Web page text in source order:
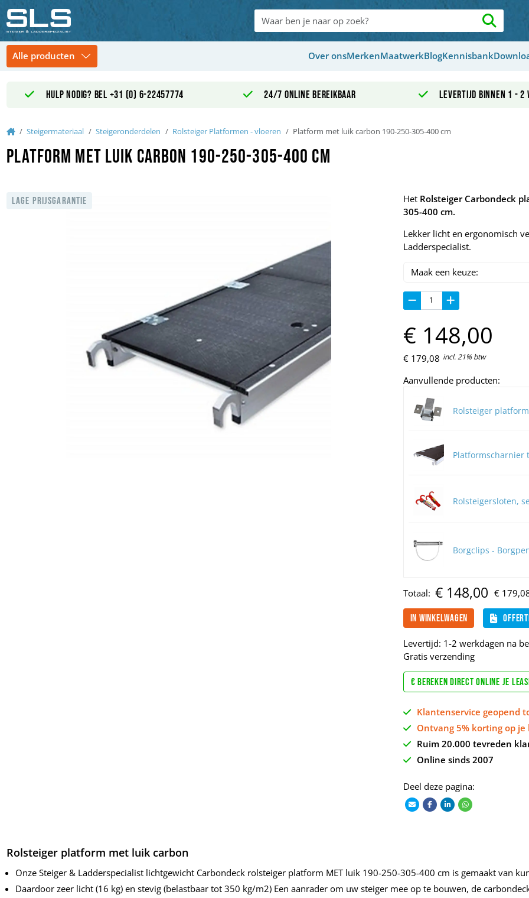
Over onsMerkenMaatwerkBlogKennisbank
Hulp nodig? Bel +31 (0) 6-22457774 24/7 online bereikbaar Levertijd binnen 1 - 2
HomeSteigermateriaal Steigeronderdelen Rolsteiger Platformen - vloeren Platform met luik carbon 190-250-305-400 cm
Platform met luik carbon 190-250-305-400 cm
LAGE PRIJSGARANTIE Het Rolsteiger Carbondeck
305-400 cm.
Lekker licht en ergonomisch
Ladderspecialist.
€ 179,08 incl. 21% btw
€ 148,00
Aanvullende producten:
Rolsteiger
Platformscharnier
Rolsteigersloten,
Borgclips -
Totaal: € 179,
€ 148,00
In winkelwagen
Levertijd: 1-2 werkdagen na
Gratis verzending
€ Bereken direct online je
Klantenservice geopend
Ontvang 5% korting op je
Ruim 20.000 tevreden
Online sinds 2007
Deel deze pagina:
Rolsteiger platform met luik carbon
Onze Steiger & Ladderspecialist lichtgewicht Carbondeck rolsteiger platform MET luik 190-250-305-400 cm is gemaakt van
Daardoor zeer licht (16 kg) en stevig (belastbaar tot 350 kg/m2) Een aanrader om uw steiger mee op te bouwen, de